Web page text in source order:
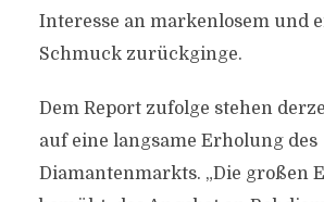
Interesse an markenlosem und
Schmuck zurückginge.
Dem Report zufolge stehen
auf eine langsame Erholung des
Diamantenmarkts. „Die großen